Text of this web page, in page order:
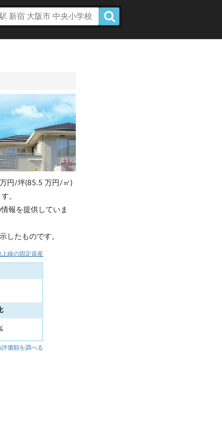
万円/坪(85.5 万円/㎡)
。
報を提供していま
したものです。
上線の固定資産
価額を調べる